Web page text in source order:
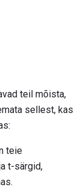
teil mõista,
sellest, kas
teie
t-särgid,